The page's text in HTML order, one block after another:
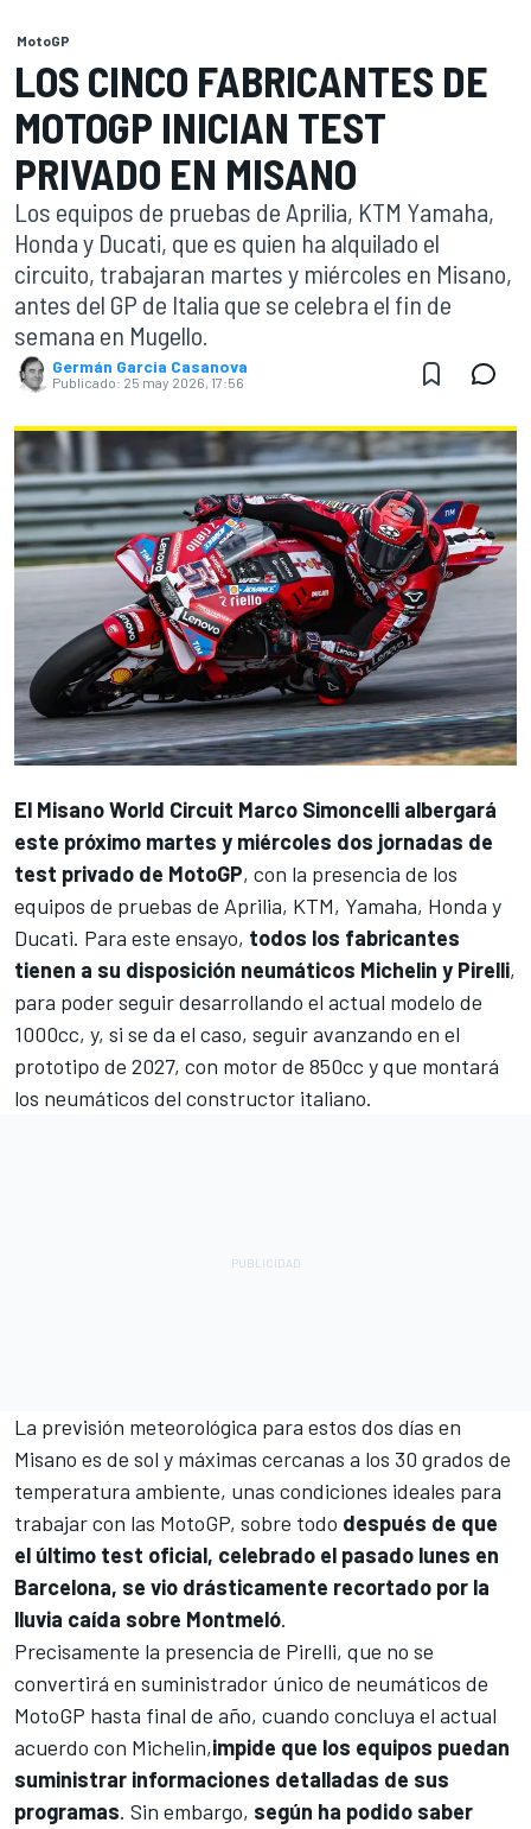
MotoGP
LOS CINCO FABRICANTES DE
MOTOGP INICIAN TEST
PRIVADO EN MISANO
Los equipos de pruebas de Aprilia, KTM Yamaha,
Honda y Ducati, que es quien ha alquilado el
circuito, trabajaran martes y miércoles en Misano,
antes del GP de Italia que se celebra el fin de
semana en Mugello.
Germán Garcia Casanova
Publicado: 25 may 2026, 17:56
El Misano World Circuit Marco Simoncelli albergará
este próximo martes y miércoles dos jornadas de
test privado de MotoGP, con la presencia de los
equipos de pruebas de Aprilia, KTM, Yamaha, Honda y
Ducati. Para este ensayo, todos los fabricantes
tienen a su disposición neumáticos Michelin y Pirelli,
para poder seguir desarrollando el actual modelo de
1000cc, y, si se da el caso, seguir avanzando en el
prototipo de 2027, con motor de 850cc y que montará
los neumáticos del constructor italiano.
La previsión meteorológica para estos dos días en
Misano es de sol y máximas cercanas a los 30 grados de
temperatura ambiente, unas condiciones ideales para
trabajar con las MotoGP, sobre todo después de que
el último test oficial, celebrado el pasado lunes en
Barcelona, se vio drásticamente recortado por la
lluvia caída sobre Montmeló.
Precisamente la presencia de Pirelli, que no se
convertirá en suministrador único de neumáticos de
MotoGP hasta final de año, cuando concluya el actual
acuerdo con Michelin,impide que los equipos puedan
suministrar informaciones detalladas de sus
programas. Sin embargo, según ha podido saber